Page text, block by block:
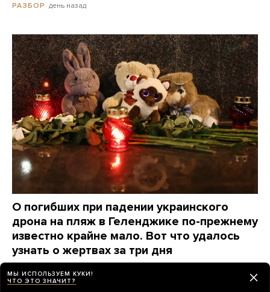
РАЗБОР день назад
О погибших при падении украинского
дрона на пляж в Геленджике по-прежнему
известно крайне мало. Вот что удалось
узнать о жертвах за три дня
НОВОСТИ 2 дня назад
МЫ ИСПОЛЬЗУЕМ КУКИ!
ЧТО ЭТО ЗНАЧИТ?